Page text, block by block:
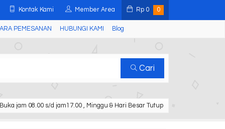
Kontak Kami Member Area Rp 0 0
PEMESANAN HUBUNGI KAMI Blog
Cari
Buka jam 08.00 s/d jam17.00 , Minggu & Hari Besar Tutup